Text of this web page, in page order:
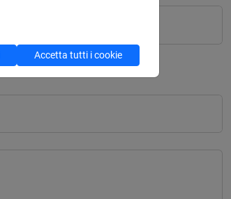
Accetta tutti i cookie